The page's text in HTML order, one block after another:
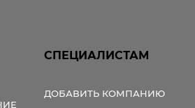
СПЕЦИАЛИСТАМ
ДОБАВИТЬ КОМПАНИЮ